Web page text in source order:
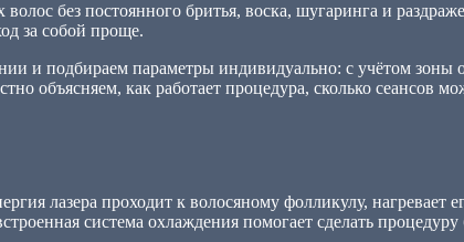
без постоянного бритья, воска, шугаринга и
за собой проще.
и подбираем параметры индивидуально: с учётом зоны
объясняем, как работает процедура, сколько сеансов
лазера проходит к волосяному фолликулу, нагревает
система охлаждения помогает сделать